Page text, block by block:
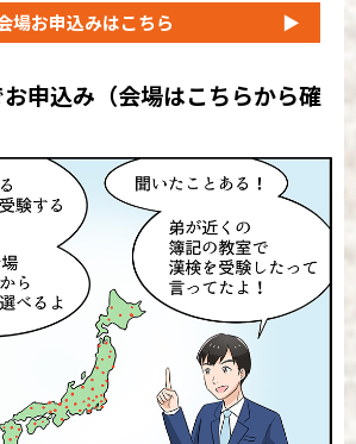
場お申込みはこちら ▶
申込み （会場はこちらから確